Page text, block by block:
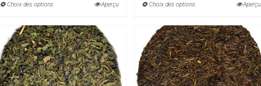
Choix des optionsCe
a
plusieurs
variations.
Les
Aperçu Choix des optionsCe
a
plusieurs
variations.
Les
Aperçu